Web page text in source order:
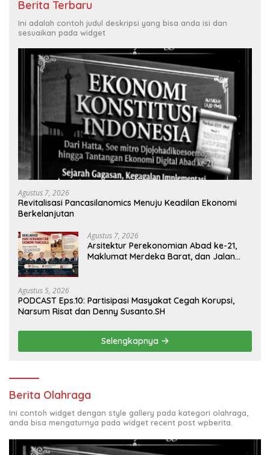
Berita Terbaru
Ini adalah contoh judul deskripsi yang bisa anda isi dan
sesuaikan pada widget
Agustus 7, 2026
Revitalisasi Pancasilanomics Menuju Keadilan Ekonomi
Berkelanjutan
Agustus 7, 2026
Arsitektur Perekonomian Abad ke-21,
Maklumat Merdeka Barat, dan Jalan
Agustus 5, 2026
PODCAST Eps.10: Partisipasi Masyakat Cegah Korupsi,
Narsum Risat dan Denny Susanto.SH
Selengkapnya
Berita Olahraga
Ini contoh widget dengan style gallery pada kategori olahraga,
anda bisa mengaturnya pada widget recent post wpberita.